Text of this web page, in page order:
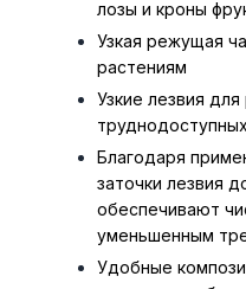
лозы и кроны
Узкая режущая
растениям
Узкие лезвия
Благодаря
заточки лезвия
обеспечивают
уменьшенным
Удобные